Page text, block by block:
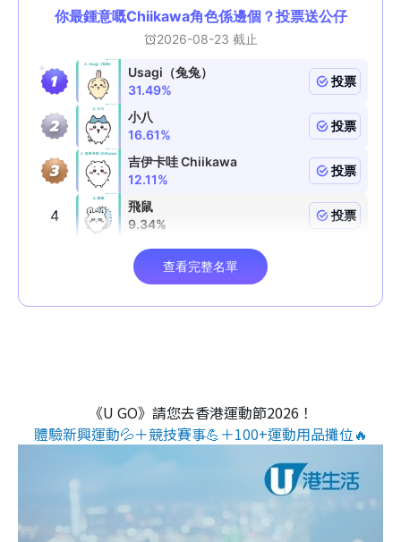
《U GO》請您去香港運動節2026！
體驗新興運動💦＋競技賽事💪＋100+運動用品攤位🔥